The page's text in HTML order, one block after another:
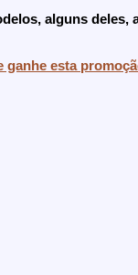
alguns deles,
ganhe esta